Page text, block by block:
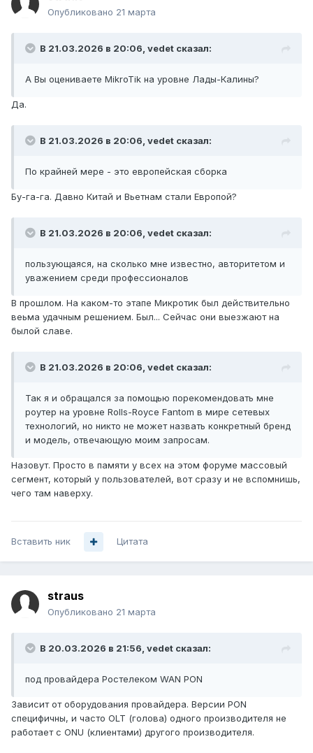
Опубликовано 21 марта
В 21.03.2026 в 20:06, vedet сказал:
А Вы оцениваете MikroTik на уровне Лады-Калины?
Да.
В 21.03.2026 в 20:06, vedet сказал:
По крайней мере - это европейская сборка
Бу-га-га. Давно Китай и Вьетнам стали Европой?
В 21.03.2026 в 20:06, vedet сказал:
пользующаяся, на сколько мне известно, авторитетом и
уважением среди профессионалов
В прошлом. На каком-то этапе Микротик был действительно
веьма удачным решением. Был... Сейчас они выезжают на
былой славе.
В 21.03.2026 в 20:06, vedet сказал:
Так я и обращался за помощью порекомендовать мне
роутер на уровне Rolls-Royce Fantom в мире сетевых
технологий, но никто не может назвать конкретный бренд
и модель, отвечающую моим запросам.
Назовут. Просто в памяти у всех на этом форуме массовый
сегмент, который у пользователей, вот сразу и не вспомнишь,
чего там наверху.
Вставить ник Цитата
straus
Опубликовано 21 марта
В 20.03.2026 в 21:56, vedet сказал:
под провайдера Ростелеком WAN PON
Зависит от оборудования провайдера. Версии PON
специфичны, и часто OLT (голова) одного производителя не
работает с ONU (клиентами) другого производителя.